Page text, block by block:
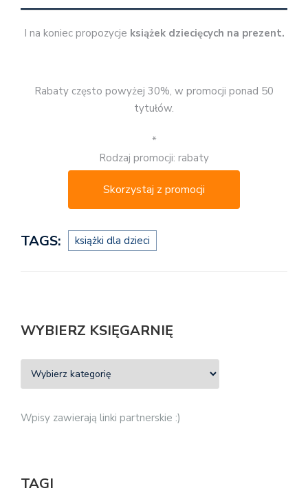
I na koniec propozycje książek dziecięcych na prezent.
Rabaty często powyżej 30%, w promocji ponad 50
tytułów.
*
Rodzaj promocji: rabaty
Skorzystaj z promocji
TAGS: książki dla dzieci
WYBIERZ KSIĘGARNIĘ
Wpisy zawierają linki partnerskie :)
TAGI